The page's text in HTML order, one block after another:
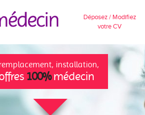
Déposez / Modifiez
votre CV
installation,
100%médecin